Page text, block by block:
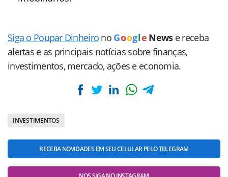
Siga o Poupar Dinheiro no Goog le News e receba
alertas e as principais notícias sobre finanças,
investimentos, mercado, ações e economia.
INVESTIMENTOS
RECEBA NOVIDADES EM SEU CELULAR PELO TELEGRAM